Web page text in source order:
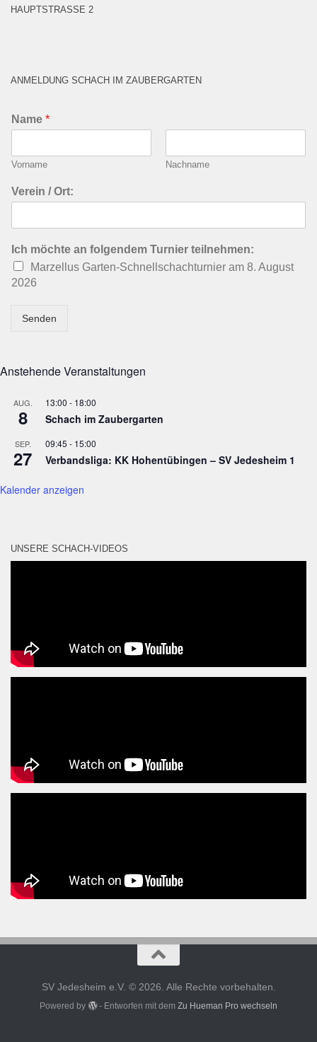
HAUPTSTRASSE 2
ANMELDUNG SCHACH IM ZAUBERGARTEN
Name *
Vorname Nachname
Verein / Ort:
Ich möchte an folgendem Turnier teilnehmen:
Marzellus Garten-Schnellschachturnier am 8. August
2026
Senden
Anstehende Veranstaltungen
AUG.
8
13:00 - 18:00
Schach im Zaubergarten
SEP.
27
09:45 - 15:00
Verbandsliga: KK Hohentübingen – SV Jedesheim 1
Kalender anzeigen
UNSERE SCHACH-VIDEOS
SV Jedesheim e.V. © 2026. Alle Rechte vorbehalten.
Powered by - Entworfen mit dem Zu Hueman Pro wechseln